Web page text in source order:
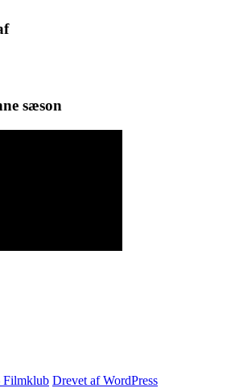
sæson
Filmklub Drevet af WordPress